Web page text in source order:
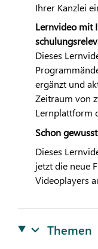
Ihrer Kanzlei
Lernvideo mit
Dieses
ergänzt und
Zeitraum von
Lernplattform
Schon
Dieses
jetzt die neue
Videoplayers
Themen